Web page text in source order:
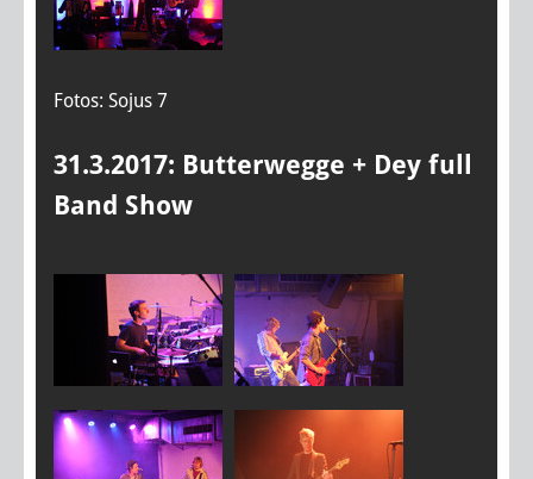
Fotos: Sojus 7
31.3.2017: Butterwegge + Dey full
Band Show